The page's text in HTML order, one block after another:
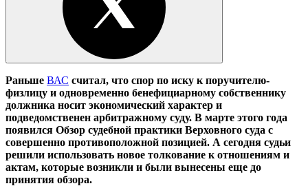
Раньше ВАС считал, что спор по иску к поручителю-
физлицу и одновременно бенефициарному собственнику
должника носит экономический характер и
подведомственен арбитражному суду. В марте этого года
появился Обзор судебной практики Верховного суда с
совершенно противоположной позицией. А сегодня судьи
решили использовать новое толкование к отношениям и
актам, которые возникли и были вынесены еще до
принятия обзора.